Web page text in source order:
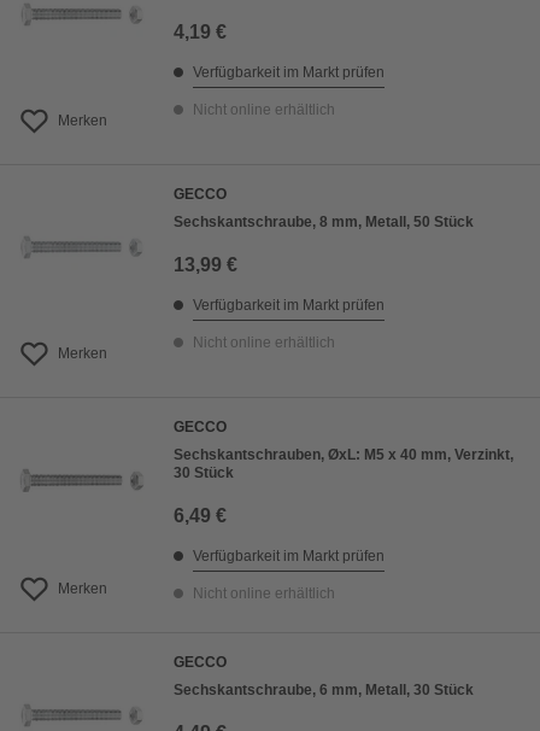
Merken
4,19 €
Verfügbarkeit im Markt prüfen
Nicht online erhältlich
Merken
GECCO
Sechskantschraube, 8 mm, Metall, 50 Stück
13,99 €
Verfügbarkeit im Markt prüfen
Nicht online erhältlich
Merken
GECCO
Sechskantschrauben, ØxL: M5 x 40 mm, Verzinkt,
30 Stück
6,49 €
Verfügbarkeit im Markt prüfen
Nicht online erhältlich
GECCO
Sechskantschraube, 6 mm, Metall, 30 Stück